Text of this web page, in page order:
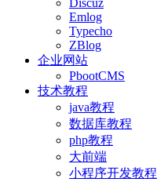
Discuz
Emlog
Typecho
ZBlog
企业网站
PbootCMS
技术教程
java教程
数据库教程
php教程
大前端
小程序开发教程